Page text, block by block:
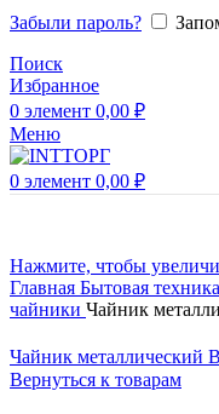
Забыли пароль?
Поиск
Избранное
0 элемент 0,00 ₽
Меню
0 элемент 0,00 ₽
Нажмите, чтобы
Главная Бытовая техника
чайники Чайник
Чайник металлический
Вернуться к товарам